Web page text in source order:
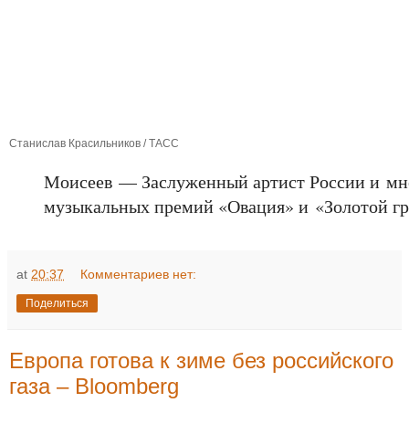
Станислав Красильников / ТАСС
Моисеев — Заслуженный артист России и
музыкальных премий «Овация» и «Золотой
at 20:37 Комментариев нет:
Поделиться
Европа готова к зиме без российского
газа – Bloomberg